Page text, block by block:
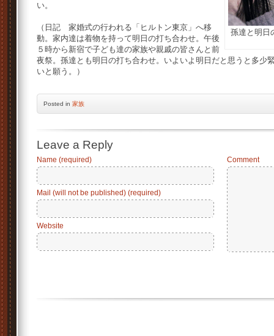
孫達と明日
い。
（日記 家婚式の行われる「ヒルトン東京」へ移
動。家内達は着物を持って明日の打ち合わせ。午後
５時から新宿で子ども達の家族や親戚の皆さんと前
夜祭。孫達とも明日の打ち合わせ。いよいよ明日だと思うと多少
いと願う。）
Posted in 家族
Leave a Reply
Name (required)
Mail (will not be published) (required)
Website
Comment